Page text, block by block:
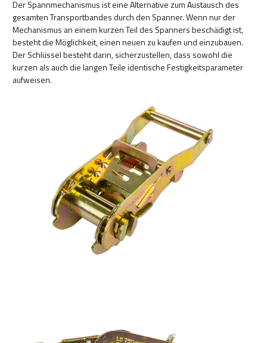
Der Spannmechanismus ist eine Alternative zum Austausch des
gesamten Transportbandes durch den Spanner. Wenn nur der
Mechanismus an einem kurzen Teil des Spanners beschädigt ist,
besteht die Möglichkeit, einen neuen zu kaufen und einzubauen.
Der Schlüssel besteht darin, sicherzustellen, dass sowohl die
kurzen als auch die langen Teile identische Festigkeitsparameter
aufweisen.